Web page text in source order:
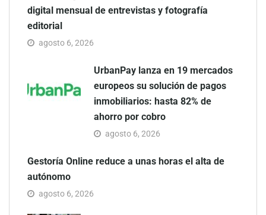
digital mensual de entrevistas y fotografía
editorial
agosto 6, 2026
UrbanPay lanza en 19 mercados
europeos su solución de pagos
inmobiliarios: hasta 82% de
ahorro por cobro
agosto 6, 2026
Gestoría Online reduce a unas horas el alta de
autónomo
agosto 6, 2026